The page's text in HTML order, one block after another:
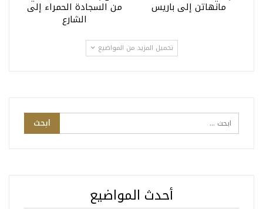
مانهاتن إلى باريس من السجادة الحمراء إلى
الشارع
تحميل المزيد من المواضيع
أحدث المواضيع